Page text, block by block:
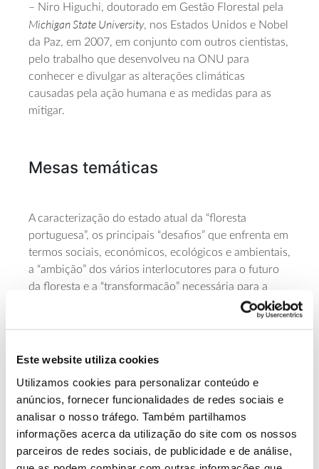
Este website utiliza cookies
Utilizamos cookies para personalizar conteúdo e
anúncios, fornecer funcionalidades de redes sociais e
analisar o nosso tráfego. Também partilhamos
informações acerca da utilização do site com os nossos
parceiros de redes sociais, de publicidade e de análise,
– Niro Higuchi, doutorado em Gestão Florestal pela
Michigan State University, nos Estados Unidos e Nobel
da Paz, em 2007, em conjunto com outros cientistas,
pelo trabalho que desenvolveu na ONU para
conhecer e divulgar as alterações climáticas
causadas pela ação humana e as medidas para as
mitigar.
Mesas temáticas
A caracterização do estado atual da “floresta
portuguesa”, os principais “desafios” que enfrenta em
termos sociais, económicos, ecológicos e ambientais,
a “ambição” dos vários interlocutores para o futuro
da floresta e a “transformação” necessária para a
alcançar são os quatro grandes temas do 9º
serão apresentados os trabalhos selecionados pela
comissão científica, e deles se espera um forte
contributo para a ciência florestal, investigação,
inovação e transferência de conhecimento.